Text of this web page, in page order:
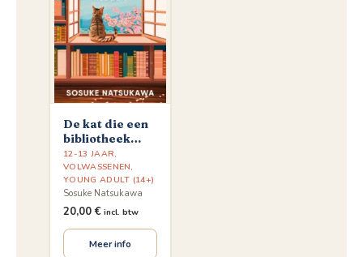
De kat die een
bibliotheek
ging redden
12-13 JAAR,
VOLWASSENEN,
YOUNG ADULT (14+)
Sosuke Natsukawa
20,00 € incl. btw
Meer info